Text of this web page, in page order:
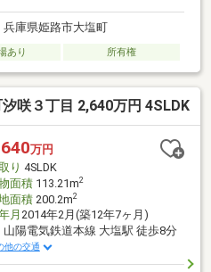
兵庫県姫路市大塩町
あり 所有権
咲３丁目 2,640万円 4SLDK
万円
り 4SLDK
面積113.21m2
面積200.2m2
月 2014年2月(築12年7ヶ月)
山陽電気鉄道本線 大塩駅 徒歩8分
他の交通